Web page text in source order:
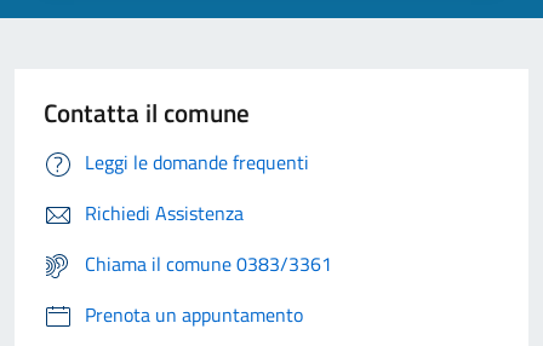
Contatta il comune
Leggi le domande frequenti
Richiedi Assistenza
Chiama il comune 0383/3361
Prenota un appuntamento